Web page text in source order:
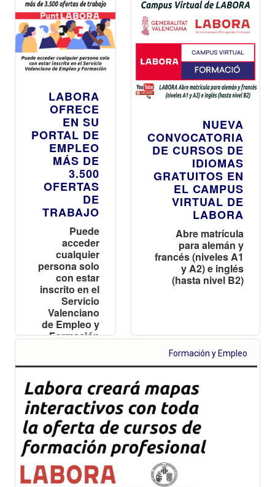
LABORA
OFRECE
EN SU
PORTAL DE
EMPLEO
MÁS DE
3.500
OFERTAS
DE
TRABAJO
Puede
acceder
cualquier
persona solo
con estar
inscrito en el
Servicio
Valenciano
de Empleo y
Formación
NUEVA
CONVOCATORIA
DE CURSOS DE
IDIOMAS
GRATUITOS EN
EL CAMPUS
VIRTUAL DE
LABORA
Abre matrícula
para alemán y
francés (niveles A1
y A2) e inglés
(hasta nivel B2)
Formación y Empleo